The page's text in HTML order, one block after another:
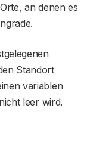
an denen es
Standort
variablen
leer wird.